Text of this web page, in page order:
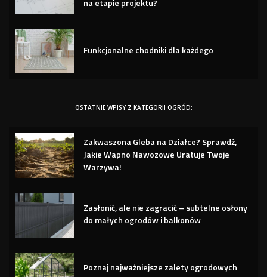
na etapie projektu?
Funkcjonalne chodniki dla każdego
OSTATNIE WPISY Z KATEGORII OGRÓD:
Zakwaszona Gleba na Działce? Sprawdź,
Jakie Wapno Nawozowe Uratuje Twoje
Warzywa!
Zasłonić, ale nie zagracić – subtelne osłony
do małych ogrodów i balkonów
Poznaj najważniejsze zalety ogrodowych